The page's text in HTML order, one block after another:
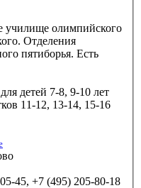
училище олимпийского
Отделения
пятиборья. Есть
для детей 7-8, 9-10 лет
11-12, 13-14, 15-16
45, +7 (495) 205-80-18